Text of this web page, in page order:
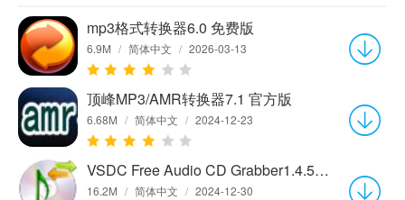
mp3格式转换器6.0 免费版
6.9M / 简体中文 / 2026-03-13
顶峰MP3/AMR转换器7.1 官方版
6.68M / 简体中文 / 2024-12-23
VSDC Free Audio CD Grabber1.4.5.593 官方版
16.2M / 简体中文 / 2024-12-30